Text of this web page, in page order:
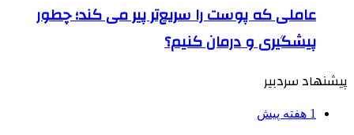
عاملی که پوست را سریع‌تر پیر می کند؛ چطور
پیشگیری و درمان کنیم؟
پیشنهاد سردبیر
1 هفته پیش